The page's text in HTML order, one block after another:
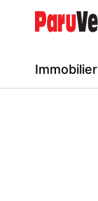
Immobilier